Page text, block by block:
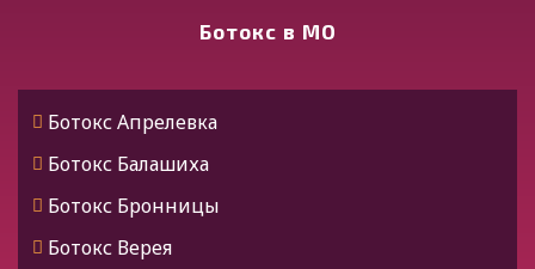
Ботокс Дагестан
Ботокс Махачкала
Ботокс Хасавюрт
Ботокс Каспийск
Ботокс в МО
Ботокс Апрелевка
Ботокс Балашиха
Ботокс Бронницы
Ботокс Верея